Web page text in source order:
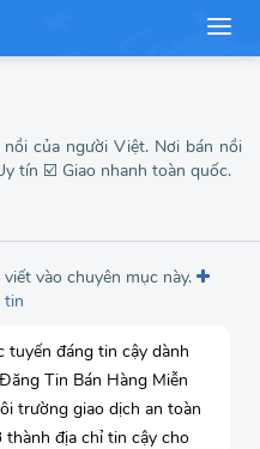
của người Việt. Nơi bán nồi
tín ☑️ Giao nhanh toàn quốc.
vào chuyên mục này.
tin
tuyến đáng tin cậy dành
Tin Bán Hàng Miễn
trường giao dịch an toàn
thành địa chỉ tin cậy cho